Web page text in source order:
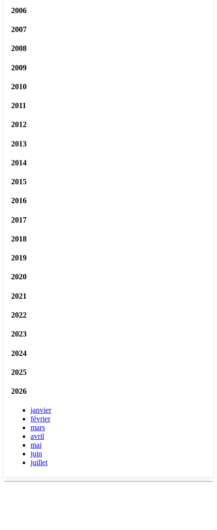
2006
2007
2008
2009
2010
2011
2012
2013
2014
2015
2016
2017
2018
2019
2020
2021
2022
2023
2024
2025
2026
janvier
février
mars
avril
mai
juin
juillet